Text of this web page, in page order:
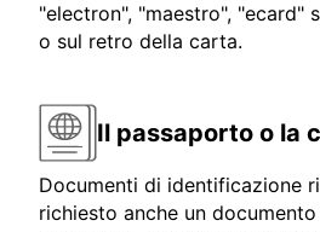
"electron", "maestro", "ecard"
o sul retro della carta.
Il passaporto o la
Documenti di identificazione
richiesto anche un